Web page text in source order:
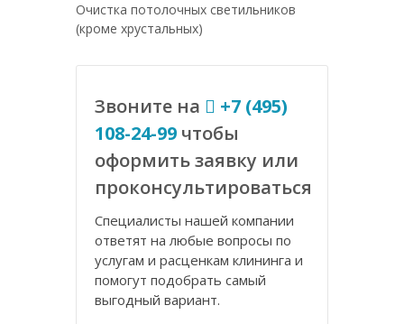
Очистка потолочных светильников
(кроме хрустальных)
Звоните на
+7 (495)
108-24-99 чтобы
оформить заявку или
проконсультироваться
Специалисты нашей компании
ответят на любые вопросы по
услугам и расценкам клининга и
помогут подобрать самый
выгодный вариант.